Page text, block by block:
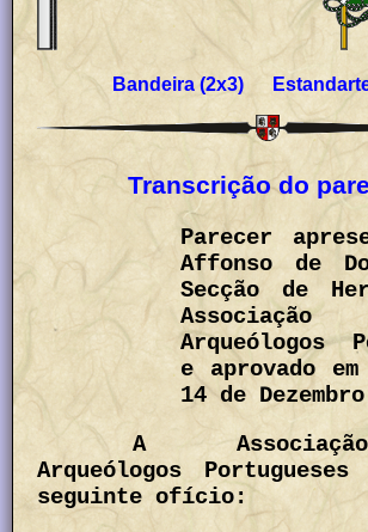
Bandeira (2x3)
Transcrição do
Parecer
Affonso de
Secção de
Arqueólogos
e aprovado
14 de
A
Arqueólogos
seguinte ofício: